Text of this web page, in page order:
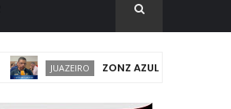
JUAZEIRO ZONZ AZUL EM JUAZEIRO: